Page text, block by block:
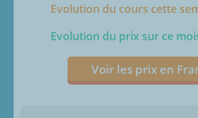
Evolution du cours cette
Evolution du prix sur ce
Voir les prix en